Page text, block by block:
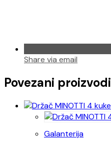
Share via email
Povezani proizvodi
Galanterija